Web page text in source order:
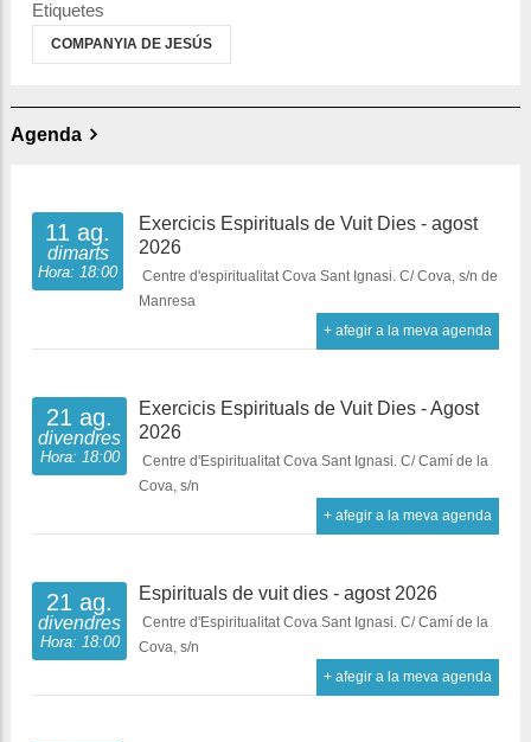
Etiquetes
COMPANYIA DE JESÚS
Agenda
11 ag.
dimarts
Hora: 18:00
Exercicis Espirituals de Vuit Dies - agost
2026
Centre d'espiritualitat Cova Sant Ignasi. C/ Cova, s/n de
Manresa
+ afegir a la meva agenda
21 ag.
divendres
Hora: 18:00
Exercicis Espirituals de Vuit Dies - Agost
2026
Centre d'Espiritualitat Cova Sant Ignasi. C/ Camí de la
Cova, s/n
+ afegir a la meva agenda
21 ag.
divendres
Hora: 18:00
Espirituals de vuit dies - agost 2026
Centre d'Espiritualitat Cova Sant Ignasi. C/ Camí de la
Cova, s/n
+ afegir a la meva agenda